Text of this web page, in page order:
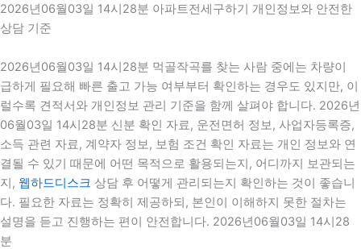
2026년06월03일 14시28분 아파트전세구하기 개인정보와 안전한
상담 기준
2026년06월03일 14시28분 먹골작곡를 찾는 사람 중에는 차량이
급하게 필요해 빠른 출고 가능 여부부터 확인하는 경우도 있지만, 이
럴수록 견적서와 개인정보 관리 기준을 함께 살펴야 합니다. 2026년
06월03일 14시28분 신분 확인 자료, 운전면허 정보, 사업자등록증,
소득 관련 자료, 계약자 정보, 보험 조건 확인 자료는 개인 정보와 연
결될 수 있기 때문에 어떤 목적으로 활용되는지, 어디까지 보관되는
지, 웹하드디스크 상담 후 어떻게 관리되는지 확인하는 것이 좋습니
다. 필요한 자료는 정확히 제공하되, 본인이 이해하지 못한 절차는
설명을 듣고 진행하는 편이 안전합니다. 2026년06월03일 14시28
분